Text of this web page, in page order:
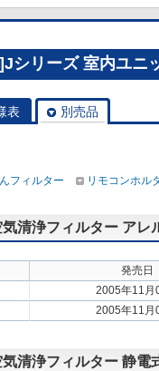
シリーズ 室内ユニ
表 別売品
フィルター リモコンホル
清浄フィルター アレ
発売日
2005年11月
2005年11月
清浄フィルター 静電